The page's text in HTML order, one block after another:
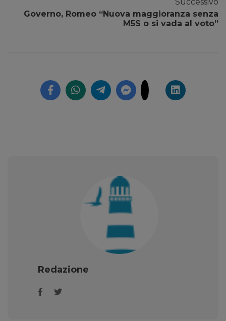
Governo, Romeo “Nuova maggioranza senza
M5S o si vada al voto”
Redazione